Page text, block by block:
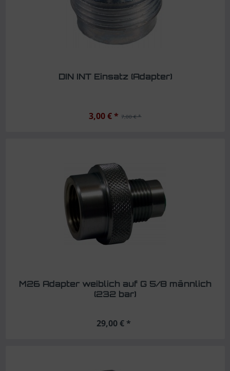
DIN INT Einsatz (Adapter)
7,00 € *
3,00 € *
M26 Adapter weiblich auf G 5/8 männlich
(232 bar)
29,00 € *